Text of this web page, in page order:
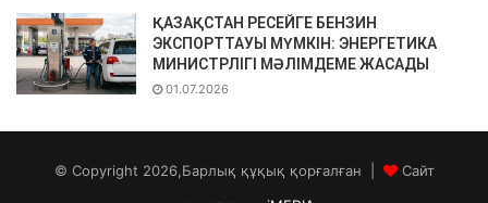
ҚАЗАҚСТАН РЕСЕЙГЕ БЕНЗИН
ЭКСПОРТТАУЫ МҮМКІН: ЭНЕРГЕТИКА
МИНИСТРЛІГІ МӘЛІМДЕМЕ ЖАСАДЫ
01.07.2026
© Copyright 2026,Барлық құқық қорғалған |
Сайт